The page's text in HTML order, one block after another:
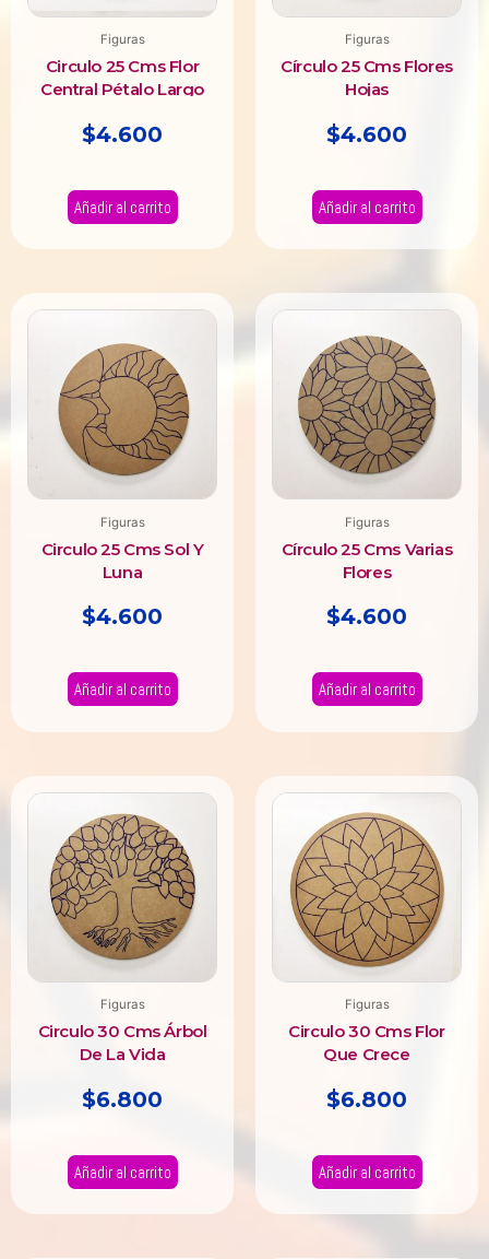
Figuras
Circulo 25 Cms Flor
Central Pétalo Largo
$4.600
Añadir al carrito
Figuras
Círculo 25 Cms Flores
Hojas
$4.600
Añadir al carrito
Figuras
Circulo 25 Cms Sol Y
Luna
$4.600
Añadir al carrito
Figuras
Círculo 25 Cms Varias
Flores
$4.600
Añadir al carrito
Figuras
Circulo 30 Cms Árbol
De La Vida
$6.800
Añadir al carrito
Figuras
Circulo 30 Cms Flor
Que Crece
$6.800
Añadir al carrito